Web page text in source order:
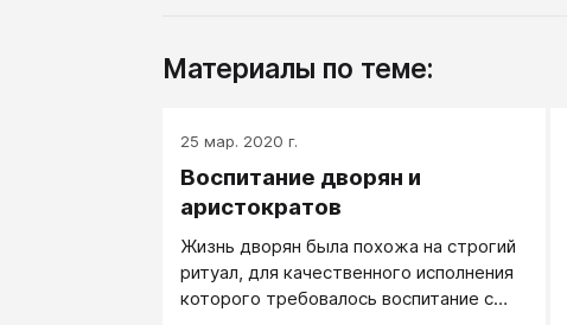
Материалы по теме:
25 мар. 2020 г.
Воспитание дворян и
аристократов
Жизнь дворян была похожа на строгий
ритуал, для качественного исполнения
которого требовалось воспитание с